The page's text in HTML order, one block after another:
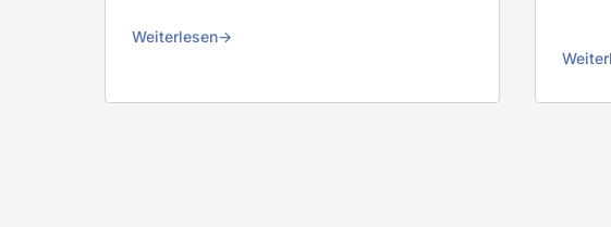
Weiterlesen